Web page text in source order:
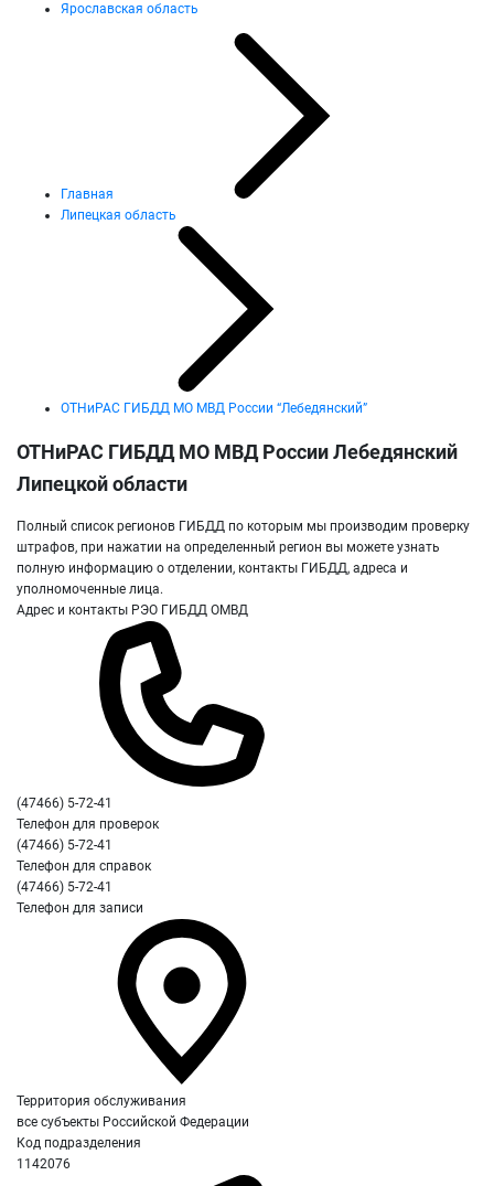
Ярославская область
Главная
Липецкая область
ОТНиРАС ГИБДД МО МВД России “Лебедянский”
ОТНиРАС ГИБДД МО МВД России Лебедянский
Липецкой области
Полный список регионов ГИБДД по которым мы производим проверку
штрафов, при нажатии на определенный регион вы можете узнать
полную информацию о отделении, контакты ГИБДД, адреса и
уполномоченные лица.
Адрес и контакты РЭО ГИБДД ОМВД
(47466) 5-72-41
Телефон для проверок
(47466) 5-72-41
Телефон для справок
(47466) 5-72-41
Телефон для записи
Территория обслуживания
все субъекты Российской Федерации
Код подразделения
1142076